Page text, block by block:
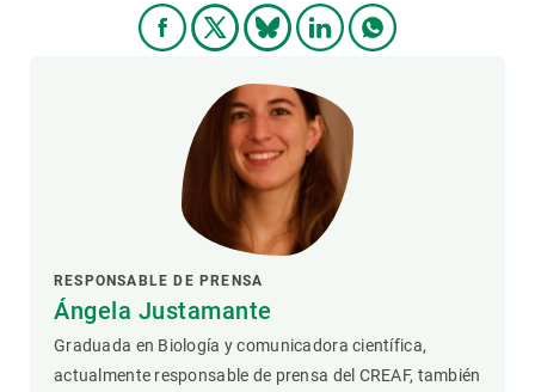
RESPONSABLE DE PRENSA
Ángela Justamante
Graduada en Biología y comunicadora científica,
actualmente responsable de prensa del CREAF, también